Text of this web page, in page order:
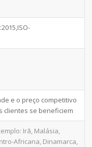
e o preço competitivo
clientes se beneficiem
Irã, Malásia,
Africana, Dinamarca,